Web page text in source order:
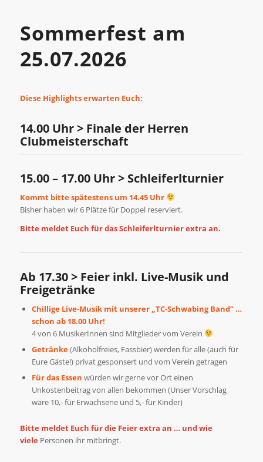
Sommerfest am
25.07.2026
Diese Highlights erwarten Euch:
14.00 Uhr > Finale der Herren
Clubmeisterschaft
15.00 – 17.00 Uhr > Schleiferlturnier
Kommt bitte spätestens um 14.45 Uhr
Bisher haben wir 6 Plätze für Doppel reserviert.
Bitte meldet Euch für das Schleiferlturnier extra an.
Ab 17.30 > Feier inkl. Live-Musik und
Freigetränke
Chillige Live-Musik mit unserer „TC-Schwabing Band“ …
schon ab 18.00 Uhr!
4 von 6 MusikerInnen sind Mitglieder vom Verein
Getränke(Alkoholfreies, Fassbier) werden für alle (auch für
Eure Gäste!) privat gesponsert und vom Verein getragen
Für das Essen würden wir gerne vor Ort einen
Unkostenbeitrag von allen bekommen (Unser Vorschlag
wäre 10,- für Erwachsene und 5,- für Kinder)
Bitte meldet Euch für die Feier extra an … und wie
viele Personen ihr mitbringt.